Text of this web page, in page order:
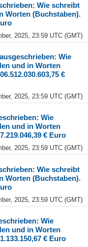
Wie schreibt
Worten (Buchstaben).
2025, 23:59 UTC (GMT)
Wie
und in Worten
€
2025, 23:59 UTC (GMT)
Wie
und in Worten
€ Euro
2025, 23:59 UTC (GMT)
Wie schreibt
Worten (Buchstaben).
2025, 23:59 UTC (GMT)
Wie
und in Worten
€ Euro